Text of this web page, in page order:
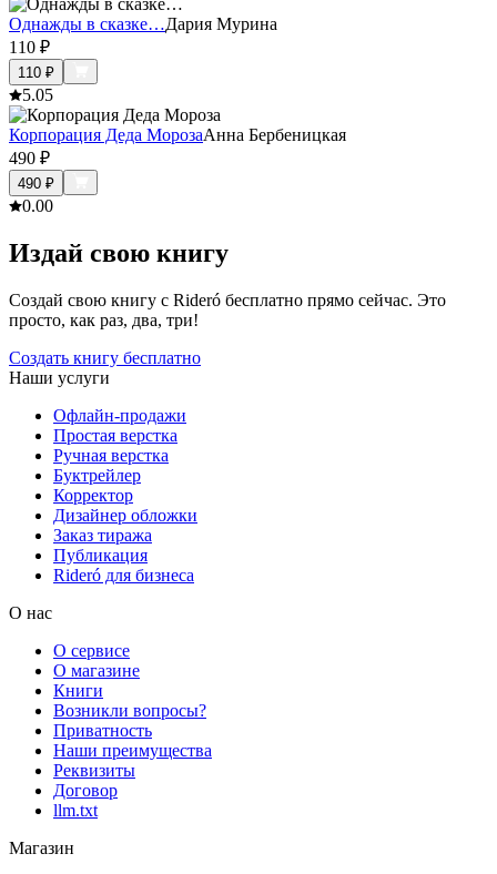
Однажды в сказке…Дария Мурина
110 ₽
110 ₽
5.05
Корпорация Деда МорозаАнна Бербеницкая
490 ₽
490 ₽
0.00
Издай свою книгу
Создай свою книгу с Rideró бесплатно прямо сейчас. Это
просто, как раз, два, три!
Создать книгу бесплатно
Наши услуги
Офлайн-продажи
Простая верстка
Ручная верстка
Буктрейлер
Корректор
Дизайнер обложки
Заказ тиража
Публикация
Rideró для бизнеса
О нас
О сервисе
О магазине
Книги
Возникли вопросы?
Приватность
Наши преимущества
Реквизиты
Договор
llm.txt
Магазин